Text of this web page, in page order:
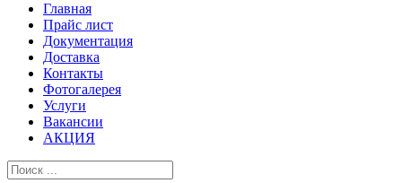
Главная
Прайс лист
Документация
Доставка
Контакты
Фотогалерея
Услуги
Вакансии
АКЦИЯ